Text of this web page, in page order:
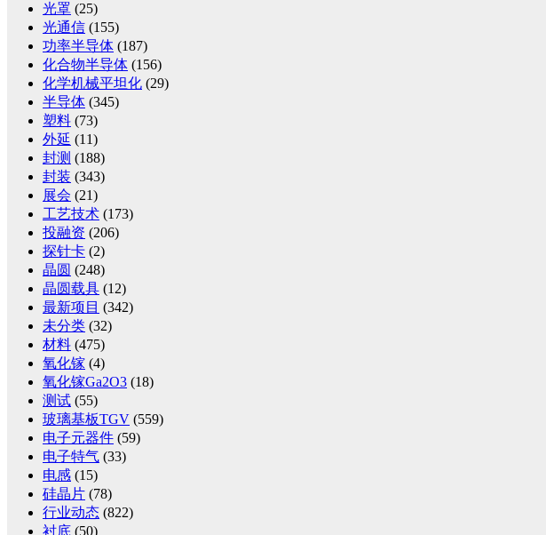
光罩 (25)
光通信 (155)
功率半导体 (187)
化合物半导体 (156)
化学机械平坦化 (29)
半导体 (345)
塑料 (73)
外延 (11)
封测 (188)
封装 (343)
展会 (21)
工艺技术 (173)
投融资 (206)
探针卡 (2)
晶圆 (248)
晶圆载具 (12)
最新项目 (342)
未分类 (32)
材料 (475)
氧化镓 (4)
氧化镓Ga2O3 (18)
测试 (55)
玻璃基板TGV (559)
电子元器件 (59)
电子特气 (33)
电感 (15)
硅晶片 (78)
行业动态 (822)
衬底 (50)